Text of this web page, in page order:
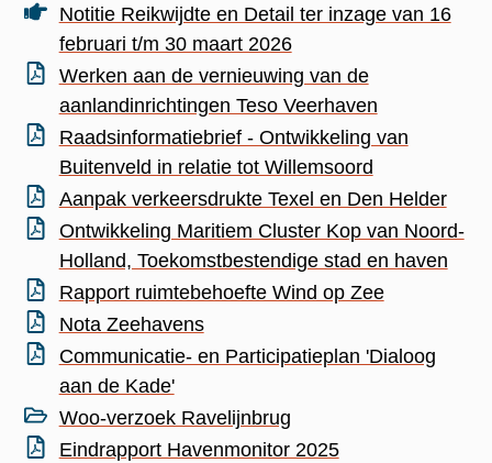
Notitie Reikwijdte en Detail ter inzage van 16
februari t/m 30 maart 2026
Werken aan de vernieuwing van de
aanlandinrichtingen Teso Veerhaven
Raadsinformatiebrief - Ontwikkeling van
Buitenveld in relatie tot Willemsoord
Aanpak verkeersdrukte Texel en Den Helder
Ontwikkeling Maritiem Cluster Kop van Noord-
Holland, Toekomstbestendige stad en haven
Rapport ruimtebehoefte Wind op Zee
Nota Zeehavens
Communicatie- en Participatieplan 'Dialoog
aan de Kade'
Woo-verzoek Ravelijnbrug
Eindrapport Havenmonitor 2025